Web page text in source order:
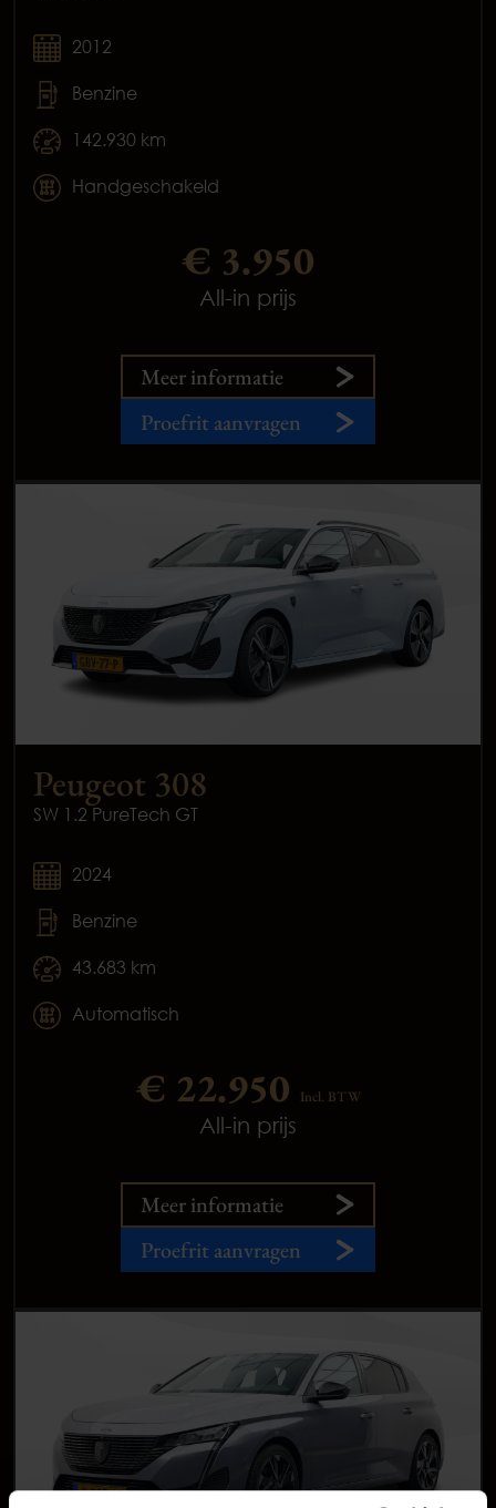
2012
Benzine
142.930 km
Handgeschakeld
€ 3.950
All-in prijs
Meer informatie
Proefrit aanvragen
Peugeot 308
SW 1.2 PureTech GT
2024
Benzine
43.683 km
Automatisch
€ 22.950 Incl. BTW
All-in prijs
Meer informatie
Proefrit aanvragen
Occasions